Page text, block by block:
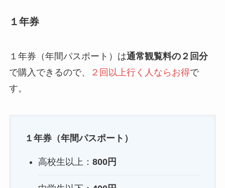
１年券
１年券（年間パスポート）は通常観覧料の２回分
で購入できるので、
２回以上行く人ならお得で
す。
１年券（年間パスポート）
高校生以上： 800円